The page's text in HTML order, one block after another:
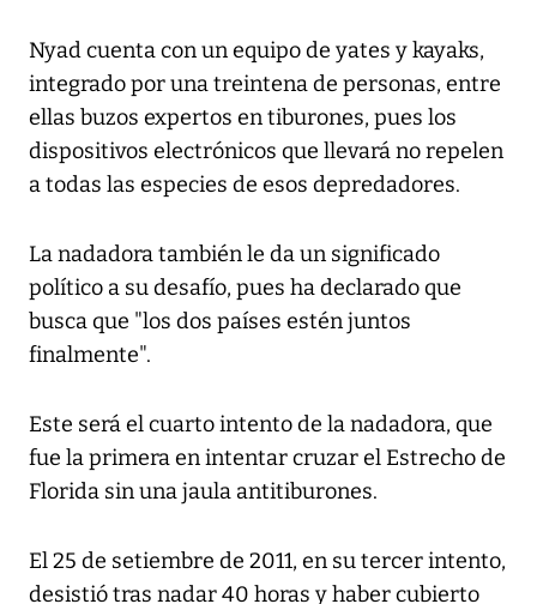
Nyad cuenta con un equipo de yates y kayaks,
integrado por una treintena de personas, entre
ellas buzos expertos en tiburones, pues los
dispositivos electrónicos que llevará no repelen
a todas las especies de esos depredadores.
La nadadora también le da un significado
político a su desafío, pues ha declarado que
busca que "los dos países estén juntos
finalmente".
Este será el cuarto intento de la nadadora, que
fue la primera en intentar cruzar el Estrecho de
Florida sin una jaula antitiburones.
El 25 de setiembre de 2011, en su tercer intento,
desistió tras nadar 40 horas y haber cubierto